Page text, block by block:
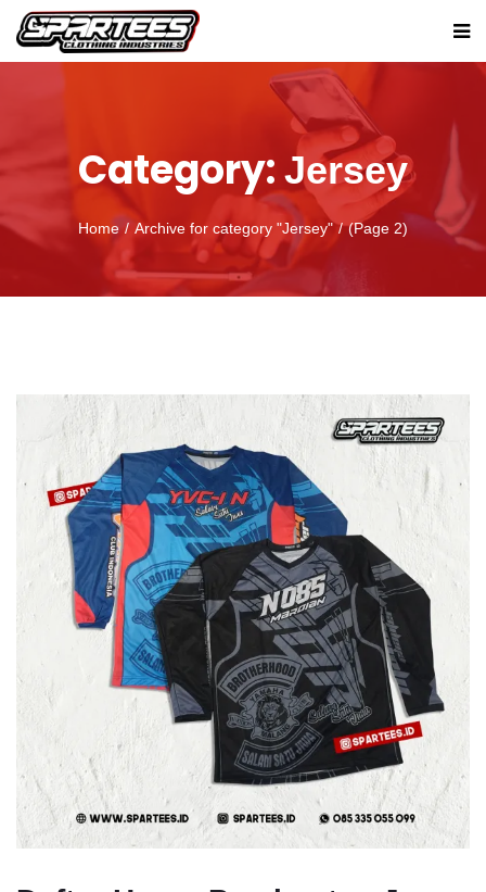
Category: Jersey
Home Archive for category "Jersey" (Page 2)